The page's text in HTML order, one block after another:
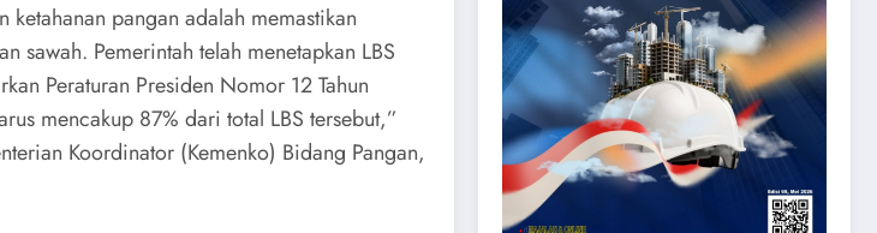
ketahanan pangan adalah memastikan
sawah. Pemerintah telah menetapkan LBS
Peraturan Presiden Nomor 12 Tahun
mencakup 87% dari total LBS tersebut,”
Koordinator (Kemenko) Bidang Pangan,